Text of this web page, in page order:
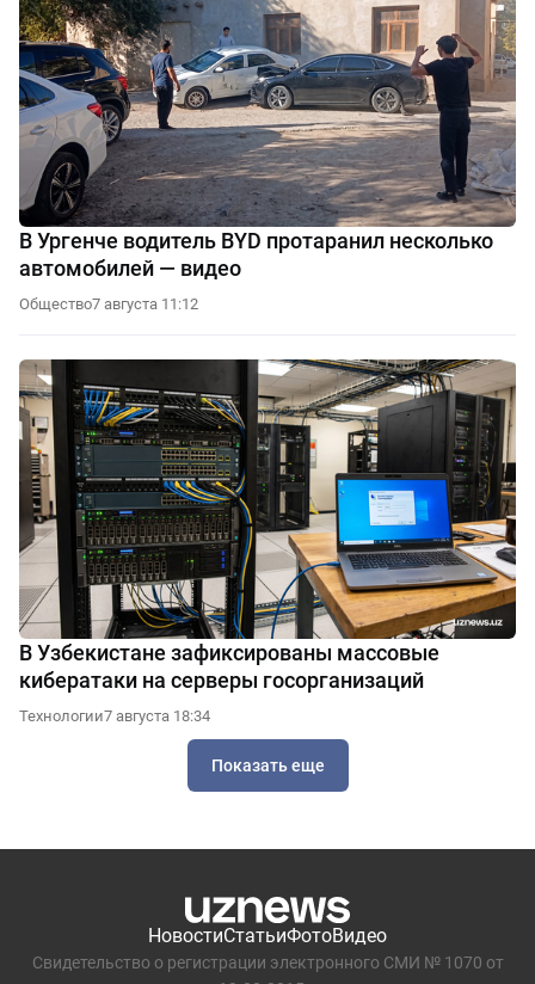
В Ургенче водитель BYD протаранил несколько
автомобилей — видео
Общество7 августа 11:12
В Узбекистане зафиксированы массовые
кибератаки на серверы госорганизаций
Технологии7 августа 18:34
Показать еще
НовостиСтатьиФотоВидео
Свидетельство о регистрации электронного СМИ № 1070 от